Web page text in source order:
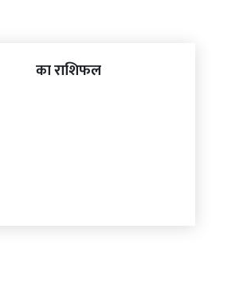
का राशिफल